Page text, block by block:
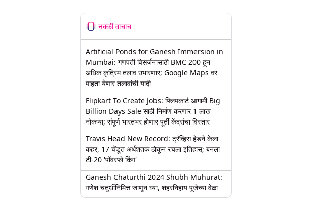
नक्की वाचाच
Artificial Ponds for Ganesh Immersion in
Mumbai: गणपती विसर्जनासाठी BMC 200 हून
अधिक कृत्रिम तलाव उभारणार; Google Maps वर
पाहता येणार तलावांची यादी
Flipkart To Create Jobs: फ्लिपकार्ट आगामी Big
Billion Days Sale साठी निर्माण करणार 1 लाख
नोकऱ्या; संपूर्ण भारतभर होणार पूर्ती केंद्रांचा विस्तार
Travis Head New Record: ट्रॅव्हिस हेडने केला
कहर, 17 चेंडूत अर्धशतक ठोकून रचला इतिहास; बनला
टी-20 'पॉवरप्ले किंग'
Ganesh Chaturthi 2024 Shubh Muhurat:
गणेश चतुर्थीनिमित्त जाणून घ्या, शहरनिहाय पूजेच्या वेळा